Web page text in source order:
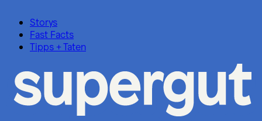
Storys
Fast Facts
Tipps + Taten